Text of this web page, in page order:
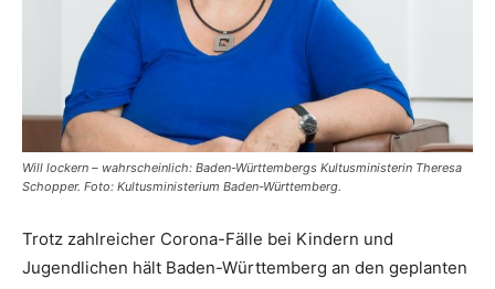
Will lockern – wahrscheinlich: Baden-Württembergs Kultusministerin Theresa
Schopper. Foto: Kultusministerium Baden-Württemberg.
Trotz zahlreicher Corona-Fälle bei Kindern und
Jugendlichen hält Baden-Württemberg an den geplanten